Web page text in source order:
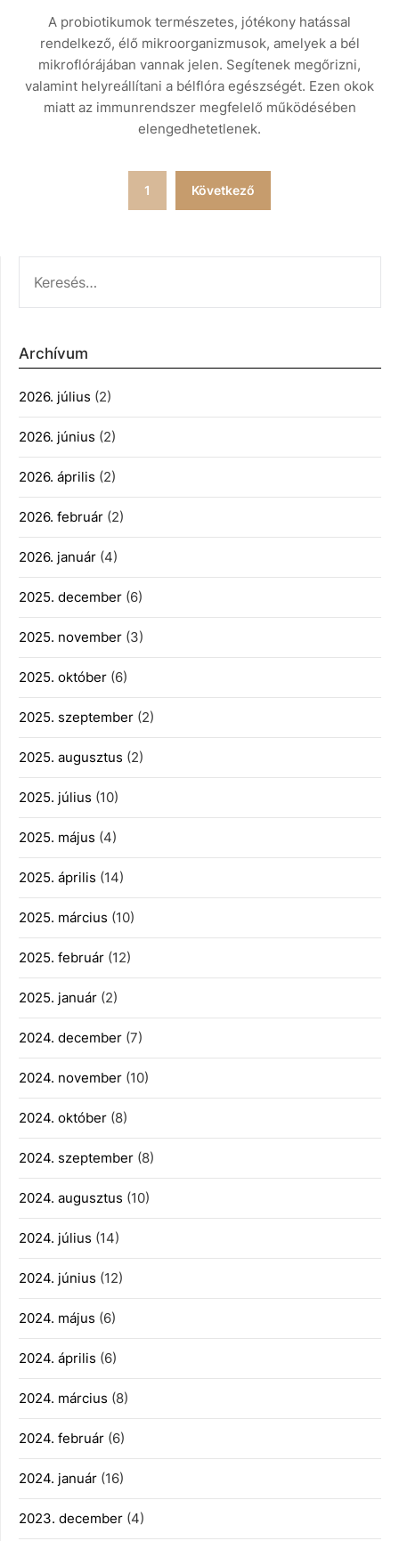
A probiotikumok természetes, jótékony hatással
rendelkező, élő mikroorganizmusok, amelyek a bél
mikroflórájában vannak jelen. Segítenek megőrizni,
valamint helyreállítani a bélflóra egészségét. Ezen okok
miatt az immunrendszer megfelelő működésében
elengedhetetlenek.
1 Következő
Archívum
2026. július (2)
2026. június (2)
2026. április (2)
2026. február (2)
2026. január (4)
2025. december (6)
2025. november (3)
2025. október (6)
2025. szeptember (2)
2025. augusztus (2)
2025. július (10)
2025. május (4)
2025. április (14)
2025. március (10)
2025. február (12)
2025. január (2)
2024. december (7)
2024. november (10)
2024. október (8)
2024. szeptember (8)
2024. augusztus (10)
2024. július (14)
2024. június (12)
2024. május (6)
2024. április (6)
2024. március (8)
2024. február (6)
2024. január (16)
2023. december (4)